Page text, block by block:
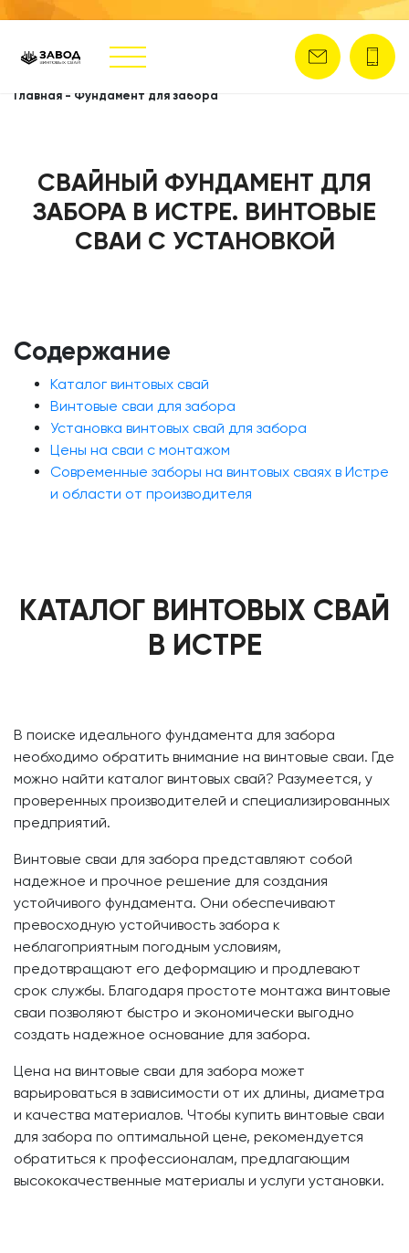
Главная - Фундамент для забора
СВАЙНЫЙ ФУНДАМЕНТ ДЛЯ
ЗАБОРА В ИСТРЕ. ВИНТОВЫЕ
СВАИ С УСТАНОВКОЙ
Содержание
Каталог винтовых свай
Винтовые сваи для забора
Установка винтовых свай для забора
Цены на сваи с монтажом
Современные заборы на винтовых сваях в Истре
и области от производителя
КАТАЛОГ ВИНТОВЫХ СВАЙ
В ИСТРЕ
В поиске идеального фундамента для забора
необходимо обратить внимание на винтовые сваи. Где
можно найти каталог винтовых свай? Разумеется, у
проверенных производителей и специализированных
предприятий.
Винтовые сваи для забора представляют собой
надежное и прочное решение для создания
устойчивого фундамента. Они обеспечивают
превосходную устойчивость забора к
неблагоприятным погодным условиям,
предотвращают его деформацию и продлевают
срок службы. Благодаря простоте монтажа винтовые
сваи позволяют быстро и экономически выгодно
создать надежное основание для забора.
Цена на винтовые сваи для забора может
варьироваться в зависимости от их длины, диаметра
и качества материалов. Чтобы купить винтовые сваи
для забора по оптимальной цене, рекомендуется
обратиться к профессионалам, предлагающим
высококачественные материалы и услуги установки.